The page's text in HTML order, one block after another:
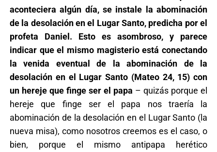
aconteciera algún día, se instale la abominación
de la desolación en el Lugar Santo, predicha por el
profeta Daniel. Esto es asombroso, y parece
indicar que el mismo magisterio está conectando
la venida eventual de la abominación de la
desolación en el Lugar Santo (Mateo 24, 15) con
un hereje que finge ser el papa – quizás porque el
hereje que finge ser el papa nos traería la
abominación de la desolación en el Lugar Santo (la
nueva misa), como nosotros creemos es el caso, o
bien, porque el mismo antipapa herético